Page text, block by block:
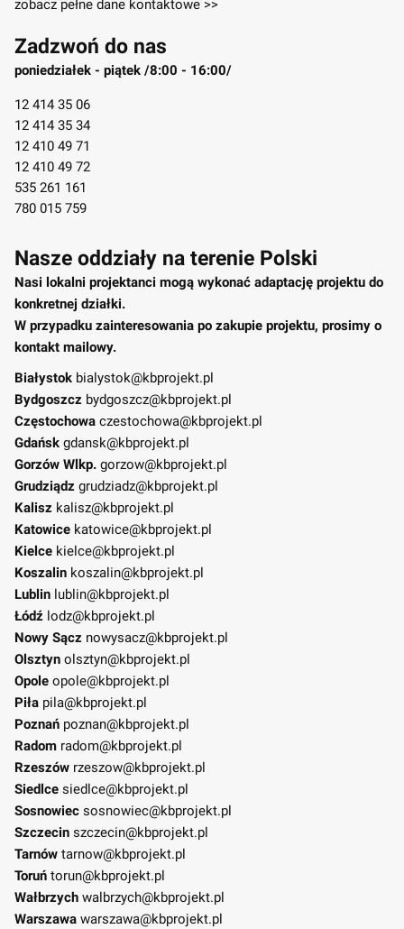
zobacz pełne dane kontaktowe >>
Zadzwoń do nas
poniedziałek - piątek /8:00 - 16:00/
12 414 35 06
12 414 35 34
12 410 49 71
12 410 49 72
535 261 161
780 015 759
Nasze oddziały na terenie Polski
Nasi lokalni projektanci mogą wykonać adaptację projektu do
konkretnej działki.
W przypadku zainteresowania po zakupie projektu, prosimy o
kontakt mailowy.
Białystok bialystok@kbprojekt.pl
Bydgoszcz bydgoszcz@kbprojekt.pl
Częstochowa czestochowa@kbprojekt.pl
Gdańsk gdansk@kbprojekt.pl
Gorzów Wlkp. gorzow@kbprojekt.pl
Grudziądz grudziadz@kbprojekt.pl
Kalisz kalisz@kbprojekt.pl
Katowice katowice@kbprojekt.pl
Kielce kielce@kbprojekt.pl
Koszalin koszalin@kbprojekt.pl
Lublin lublin@kbprojekt.pl
Łódź lodz@kbprojekt.pl
Nowy Sącz nowysacz@kbprojekt.pl
Olsztyn olsztyn@kbprojekt.pl
Opole opole@kbprojekt.pl
Piła pila@kbprojekt.pl
Poznań poznan@kbprojekt.pl
Radom radom@kbprojekt.pl
Rzeszów rzeszow@kbprojekt.pl
Siedlce siedlce@kbprojekt.pl
Sosnowiec sosnowiec@kbprojekt.pl
Szczecin szczecin@kbprojekt.pl
Tarnów tarnow@kbprojekt.pl
Toruń torun@kbprojekt.pl
Wałbrzych walbrzych@kbprojekt.pl
Warszawa warszawa@kbprojekt.pl